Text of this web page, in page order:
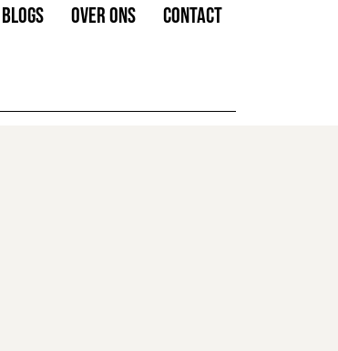
BLOGS OVER ONS CONTACT